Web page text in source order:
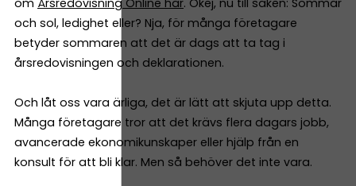
om Årsredovisning Online här. Okej, nu till saken: Sommar
och sol, ledighet eller? Nja, för många företagare
betyder sommaren att det är dags att ta tag i
årsredovisningen och deklarationen.
Och låt oss vara ärliga, det är lätt att skjuta upp detta.
Många företagare tror att det krävs flera dagars jobb,
avancerade ekonomikunskaper eller hjälp från en
konsult för att bli klar. Men så behöver det inte vara.